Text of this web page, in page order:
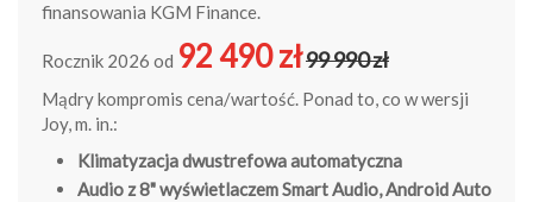
finansowania KGM Finance.
Rocznik 2026 od 92 490 zł99 990 zł
Mądry kompromis cena/wartość. Ponad to, co w wersji
Joy, m. in.:
Klimatyzacja dwustrefowa automatyczna
Audio z 8" wyświetlaczem Smart Audio, Android Auto